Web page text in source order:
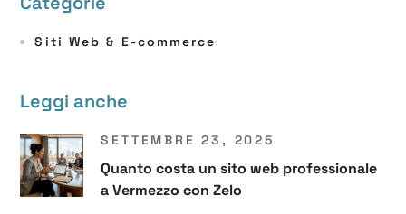
Siti Web & E-commerce
Leggi anche
SETTEMBRE 23, 2025
Quanto costa un sito web professionale
a Vermezzo con Zelo